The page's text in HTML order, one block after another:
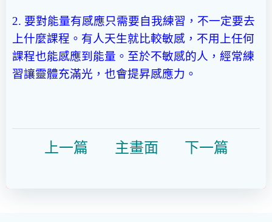
2. 要對能量有感應只需要自我練習，不一定要去
上什麼課程。有人天生就比較敏感，不用上任何
課程也能感應到能量。至於不敏感的人，經常練
習讓靈體充滿光，也會提昇感應力。
上一篇 主畫面 下一篇